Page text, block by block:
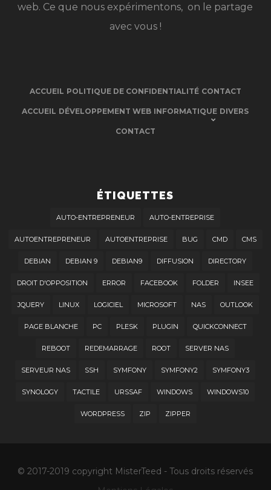
web. Ce que nous expérimentons, on le partage
avec vous !
ACCUEIL POLITIQUE DE CONFIDENTIALITÉ CONTACT
ACCUEIL DÉVELOPPEMENT WEB INFORMATIQUE DIVERS
CONTACT
ÉTIQUETTES
AUTO-ENTREPRENEUR AUTO-ENTREPRISE
AUTOENTREPRENEUR AUTOENTREPRISE BUG CMD CMS
DEBIAN DEBIAN 9 DEBIAN9 DIFFUSION DIRECTORY
DROIT D'OPPOSITION ERROR FACEBOOK FOLDER INSEE
JQUERY LINUX LOGICIEL MICROSOFT NAS OUTLOOK
PAGE BLANCHE PC PLESK PLUGIN QUICKCONNECT
REBOOT REDEMARRAGE ROOT SERVER NAS
SERVEUR NAS SSH SYMFONY SYMFONY2 SYMFONY3
SYNOLOGY TACTILE URSSAF WINDOWS WINDOWS10
WORDPRESS ZIP ZIPPER
© 2017-2019 copyright MisterTeed - Tous droits réservés